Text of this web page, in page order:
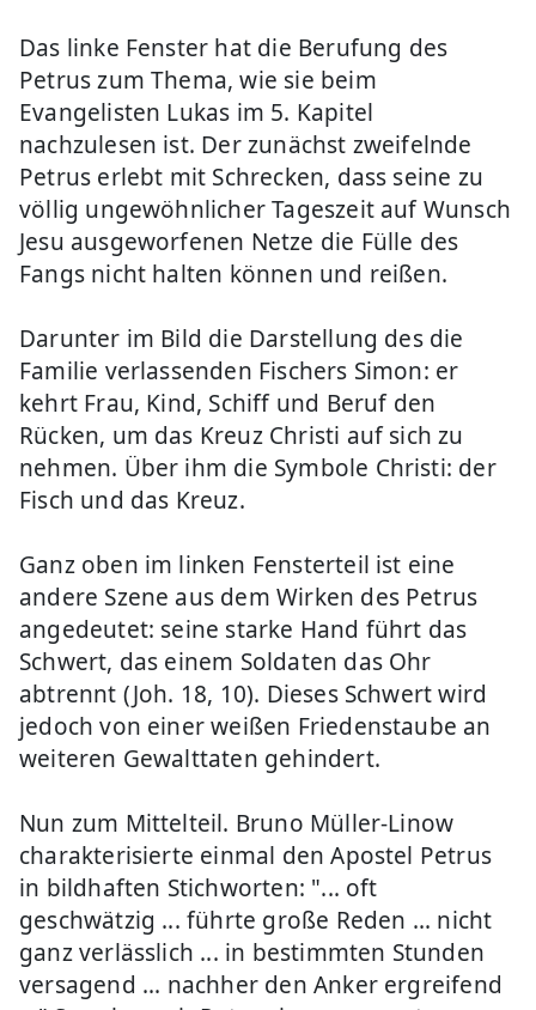
Das linke Fenster hat die Berufung des
Petrus zum Thema, wie sie beim
Evangelisten Lukas im 5. Kapitel
nachzulesen ist. Der zunächst zweifelnde
Petrus erlebt mit Schrecken, dass seine zu
völlig ungewöhnlicher Tageszeit auf Wunsch
Jesu ausgeworfenen Netze die Fülle des
Fangs nicht halten können und reißen.
Darunter im Bild die Darstellung des die
Familie verlassenden Fischers Simon: er
kehrt Frau, Kind, Schiff und Beruf den
Rücken, um das Kreuz Christi auf sich zu
nehmen. Über ihm die Symbole Christi: der
Fisch und das Kreuz.
Ganz oben im linken Fensterteil ist eine
andere Szene aus dem Wirken des Petrus
angedeutet: seine starke Hand führt das
Schwert, das einem Soldaten das Ohr
abtrennt (Joh. 18, 10). Dieses Schwert wird
jedoch von einer weißen Friedenstaube an
weiteren Gewalttaten gehindert.
Nun zum Mittelteil. Bruno Müller-Linow
charakterisierte einmal den Apostel Petrus
in bildhaften Stichworten: "... oft
geschwätzig ... führte große Reden ... nicht
ganz verlässlich ... in bestimmten Stunden
versagend ... nachher den Anker ergreifend